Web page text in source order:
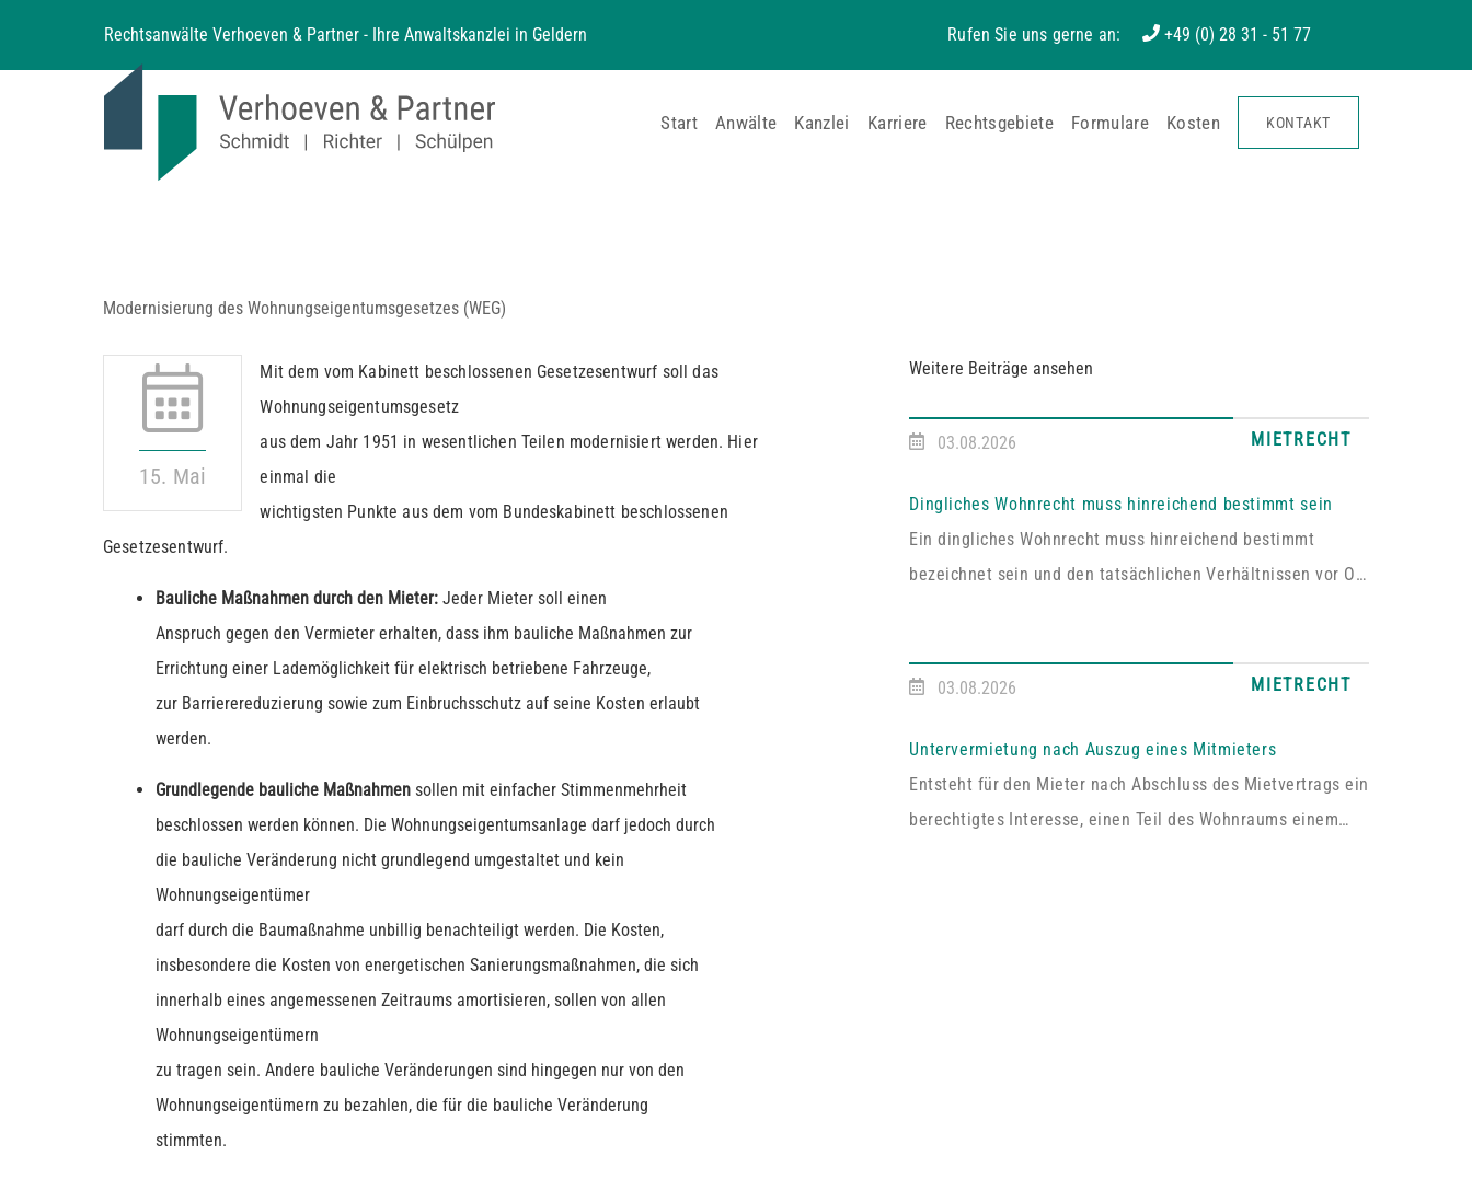
Rechtsanwälte Verhoeven & Partner - Ihre Anwaltskanzlei in Geldern Rufen Sie uns gerne an: +49 (0) 28 31 - 51 77
Start Anwälte Kanzlei Karriere Rechtsgebiete Formulare Kosten KONTAKT
Modernisierung des Wohnungseigentumsgesetzes (WEG)
15. Mai
Mit dem vom Kabinett beschlossenen Gesetzesentwurf soll das
Wohnungseigentumsgesetz
aus dem Jahr 1951 in wesentlichen Teilen modernisiert werden. Hier
einmal die
wichtigsten Punkte aus dem vom Bundeskabinett beschlossenen
Gesetzesentwurf.
Bauliche Maßnahmen durch den Mieter: Jeder Mieter soll einen
Anspruch gegen den Vermieter erhalten, dass ihm bauliche Maßnahmen zur
Errichtung einer Lademöglichkeit für elektrisch betriebene Fahrzeuge,
zur Barrierereduzierung sowie zum Einbruchsschutz auf seine Kosten erlaubt
werden.
Grundlegende bauliche Maßnahmen sollen mit einfacher Stimmenmehrheit
beschlossen werden können. Die Wohnungseigentumsanlage darf jedoch durch
die bauliche Veränderung nicht grundlegend umgestaltet und kein
Wohnungseigentümer
darf durch die Baumaßnahme unbillig benachteiligt werden. Die Kosten,
insbesondere die Kosten von energetischen Sanierungsmaßnahmen, die sich
innerhalb eines angemessenen Zeitraums amortisieren, sollen von allen
Wohnungseigentümern
zu tragen sein. Andere bauliche Veränderungen sind hingegen nur von den
Wohnungseigentümern zu bezahlen, die für die bauliche Veränderung
stimmten.
Weitere Beiträge ansehen
03.08.2026 MIETRECHT
Dingliches Wohnrecht muss hinreichend bestimmt sein
Ein dingliches Wohnrecht muss hinreichend bestimmt
bezeichnet sein und den tatsächlichen Verhältnissen vor Ort
Pfälzischen Oberlandesgericht Zweibrücken entschiedenen
ausdrücklich „die alleinige ausschließliche Benutzung der
abgeschlossenen Wohnung im Dachgeschoss“. Tatsächlich
handelt es sich bei dem […]
03.08.2026 MIETRECHT
Untervermietung nach Auszug eines Mitmieters
Entsteht für den Mieter nach Abschluss des Mietvertrags ein
berechtigtes Interesse, einen Teil des Wohnraums einem